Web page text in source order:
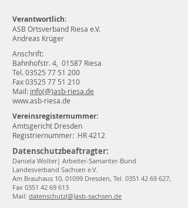
Verantwortlich:
ASB Ortsverband Riesa e.V.
Andreas Krüger
Anschrift:
Bahnhofstr. 4, 01587 Riesa
Tel. 03525 77 51 200
Fax 03525 77 51 210
Mail: info(@)asb-riesa.de
www.asb-riesa.de
Vereinsregisternummer:
Amtsgericht Dresden
Registriernummer: HR 4212
Datenschutzbeaftragter:
Daniela Wolter| Arbeiter-Samariter-Bund
Landesverband Sachsen e.V.
Am Brauhaus 10, 01099 Dresden, Tel. 0351 42 69 627,
Fax 0351 42 69 613
Mail: datenschutz(@)asb-sachsen.de